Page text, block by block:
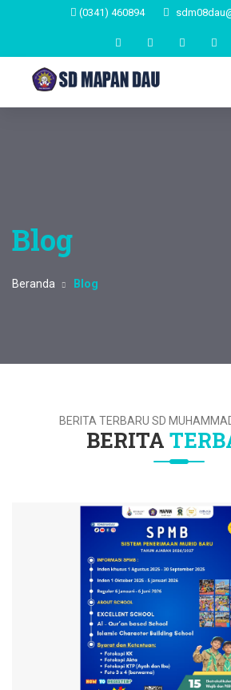
(0341) 460894
Blog
Beranda Blog
BERITA TERBARU SD
BERITA